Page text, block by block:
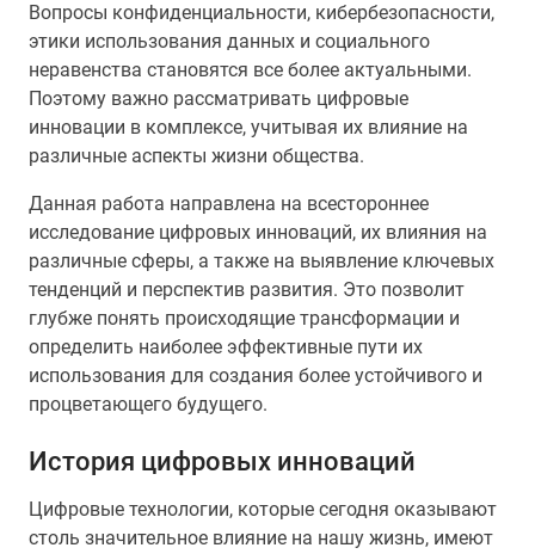
Вопросы конфиденциальности, кибербезопасности,
этики использования данных и социального
неравенства становятся все более актуальными.
Поэтому важно рассматривать цифровые
инновации в комплексе, учитывая их влияние на
различные аспекты жизни общества.
Данная работа направлена на всестороннее
исследование цифровых инноваций, их влияния на
различные сферы, а также на выявление ключевых
тенденций и перспектив развития. Это позволит
глубже понять происходящие трансформации и
определить наиболее эффективные пути их
использования для создания более устойчивого и
процветающего будущего.
История цифровых инноваций
Цифровые технологии, которые сегодня оказывают
столь значительное влияние на нашу жизнь, имеют